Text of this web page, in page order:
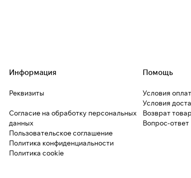
Информация
Реквизиты
Согласие на обработку персональных
данных
Пользовательское соглашение
Политика конфиденциальности
Политика cookie
Помощь
Условия
Условия
Возврат
Вопрос-ответ